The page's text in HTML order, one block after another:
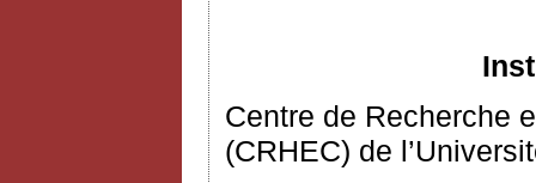
Centre de Recherche
(CRHEC) de